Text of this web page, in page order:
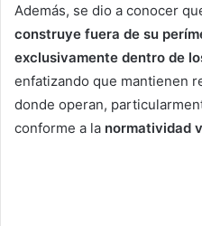
Además, se dio a conocer
construye fuera de su
exclusivamente dentro de
enfatizando que mantienen
donde operan,
conforme a la normatividad